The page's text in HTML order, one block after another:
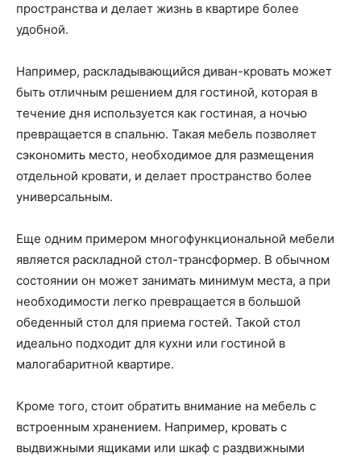
пространства и делает жизнь в квартире более
удобной.
Например, раскладывающийся диван-кровать может
быть отличным решением для гостиной, которая в
течение дня используется как гостиная, а ночью
превращается в спальню. Такая мебель позволяет
сэкономить место, необходимое для размещения
отдельной кровати, и делает пространство более
универсальным.
Еще одним примером многофункциональной мебели
является раскладной стол-трансформер. В обычном
состоянии он может занимать минимум места, а при
необходимости легко превращается в большой
обеденный стол для приема гостей. Такой стол
идеально подходит для кухни или гостиной в
малогабаритной квартире.
Кроме того, стоит обратить внимание на мебель с
встроенным хранением. Например, кровать с
выдвижными ящиками или шкаф с раздвижными